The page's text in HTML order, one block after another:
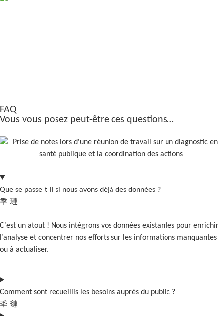
FAQ
Vous vous posez peut-être ces questions…
Que se passe-t-il si nous avons déjà des données ?
C’est un atout ! Nous intégrons vos données existantes pour enrichir
l’analyse et concentrer nos efforts sur les informations manquantes
ou à actualiser.
Comment sont recueillis les besoins auprès du public ?